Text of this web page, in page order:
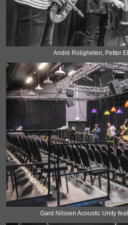
André Roligheten, Petter
Gard Nilssen Acoustic Unity